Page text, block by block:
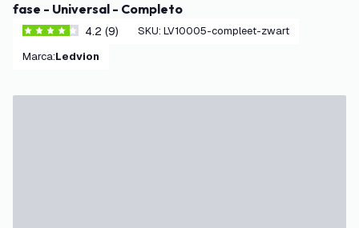
fase - Universal - Completo
4.2 estrellas de puntuación
4.2 (9) SKU: LV10005-compleet-zwart
Marca: Ledvion